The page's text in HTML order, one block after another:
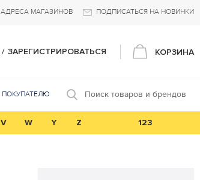
АДРЕСА МАГАЗИНОВ ПОДПИСАТЬСЯ НА НОВИНКИ
/ ЗАРЕГИСТРИРОВАТЬСЯ КОРЗИНА
ПОКУПАТЕЛЮ Поиск товаров и брендов
V W Y Z 123